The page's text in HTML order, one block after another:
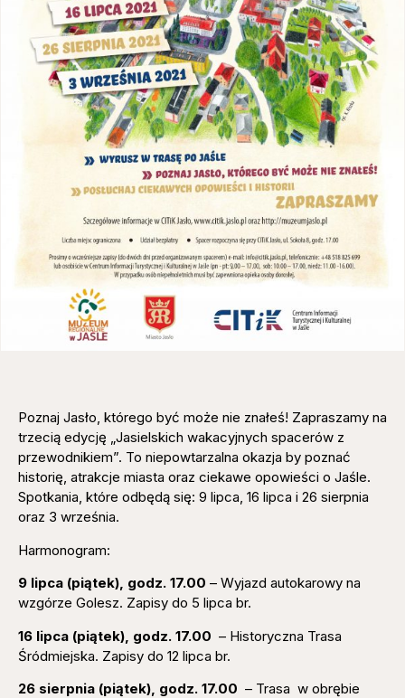
Poznaj Jasło, którego być może nie znałeś! Zapraszamy na
trzecią edycję „Jasielskich wakacyjnych spacerów z
przewodnikiem”. To niepowtarzalna okazja by poznać
historię, atrakcje miasta oraz ciekawe opowieści o Jaśle.
Spotkania, które odbędą się: 9 lipca, 16 lipca i 26 sierpnia
oraz 3 września.
Harmonogram:
9 lipca (piątek), godz. 17.00 – Wyjazd autokarowy na
wzgórze Golesz. Zapisy do 5 lipca br.
16 lipca (piątek), godz. 17.00 – Historyczna Trasa
Śródmiejska. Zapisy do 12 lipca br.
26 sierpnia (piątek), godz. 17.00 – Trasa w obrębie